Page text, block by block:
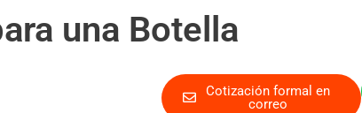
una Botella
Cotización formal en
correo